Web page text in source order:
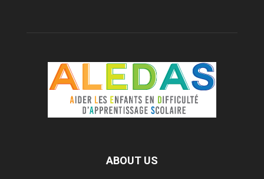
ABOUT US